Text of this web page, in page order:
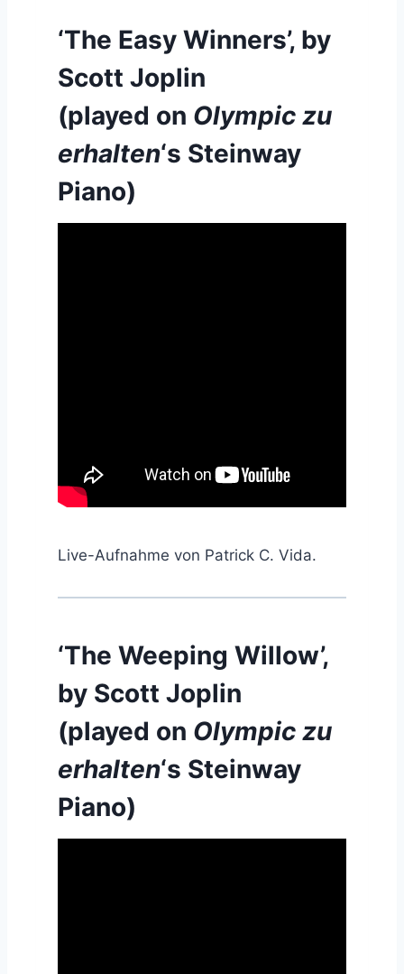
‘The Easy Winners’, by
Scott Joplin
(played on Olympic zu
erhalten‘s Steinway
Piano)
Live-Aufnahme von Patrick C. Vida.
‘The Weeping Willow’,
by Scott Joplin
(played on Olympic zu
erhalten‘s Steinway
Piano)